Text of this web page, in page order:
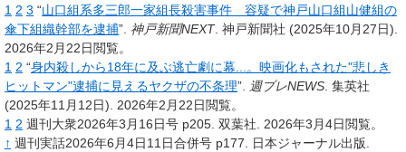
1 2 3 “山口組系多三郎一家組長殺害事件 容疑で神戸山口組山健組の
傘下組織幹部を逮捕”. 神戸新聞NEXT. 神戸新聞社 (2025年10月27日).
2026年2月22日閲覧。
1 2 “身内殺しから18年に及ぶ逃亡劇に幕...。映画化もされた"悲しき
ヒットマン"逮捕に見えるヤクザの不条理”. 週プレNEWS 集英社
(2025年11月12日).
2026年2月22日閲覧。
1 2 週刊大衆2026年3月16日号 p205. 双葉社. 2026年3月4日閲覧。
↑ 週刊実話2026年6月4日11日合併号 p177. 日本ジャーナル出版.